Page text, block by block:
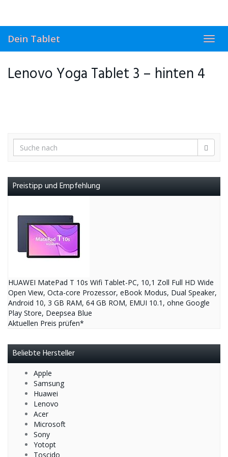
main
content
Dein Tablet
Lenovo Yoga Tablet 3 – hinten 4
Preistipp und Empfehlung
HUAWEI MatePad T 10s Wifi Tablet-PC, 10,1 Zoll Full HD Wide
Open View, Octa-core Prozessor, eBook Modus, Dual Speaker,
Android 10, 3 GB RAM, 64 GB ROM, EMUI 10.1, ohne Google
Play Store, Deepsea Blue
Aktuellen Preis prüfen*
Beliebte Hersteller
Apple
Samsung
Huawei
Lenovo
Acer
Microsoft
Sony
Yotopt
Toscido